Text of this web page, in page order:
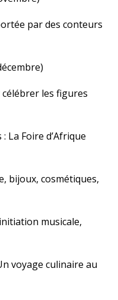
par des conteurs
les figures
La Foire d’Afrique
bijoux, cosmétiques,
musicale,
voyage culinaire au